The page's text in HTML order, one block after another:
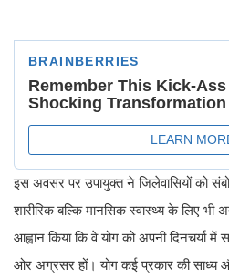
इस अवसर पर उपायुक्त ने जिलेवासियों को
शारीरिक बल्कि मानसिक स्वास्थ्य के लिए
आह्वान किया कि वे योग को अपनी दिनचर्या
ओर अग्रसर हों। योग कई प्रकार की साध्य